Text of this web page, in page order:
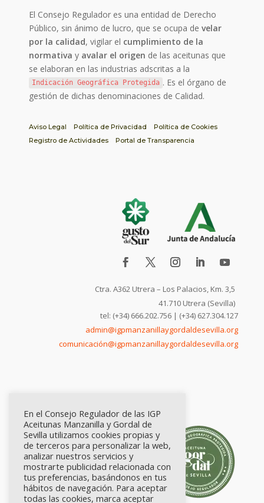
El Consejo Regulador es una entidad de Derecho
Público, sin ánimo de lucro, que se ocupa develar
por la calidad, vigilar el cumplimiento de la
normativa y avalar el origen de las aceitunas que
se elaboran en las industrias adscritas a la
Indicación Geográfica Protegida . Es el órgano de
gestión de dichas denominaciones de Calidad.
Aviso Legal Política de Privacidad
Política de Cookies
Registro de Actividades
Portal de Transparencia
Ctra. A362 Utrera – Los Palacios, Km. 3,5
41.710 Utrera (Sevilla)
tel: (+34) 666.202.756 | (+34) 627.304.127
admin@igpmanzanillaygordaldesevilla.org
comunicación@igpmanzanillaygordaldesevilla.org
En el Consejo Regulador de las IGP
Aceitunas Manzanilla y Gordal de
Sevilla utilizamos cookies propias y
de terceros para personalizar la web,
analizar nuestros servicios y
mostrarte publicidad relacionada con
tus preferencias, basándonos en tus
hábitos de navegación. Para aceptar
todas las cookies, marca aceptar